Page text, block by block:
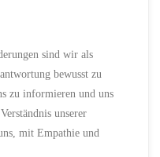
sind wir als
bewusst zu
zu informieren und uns
unserer
mit Empathie und